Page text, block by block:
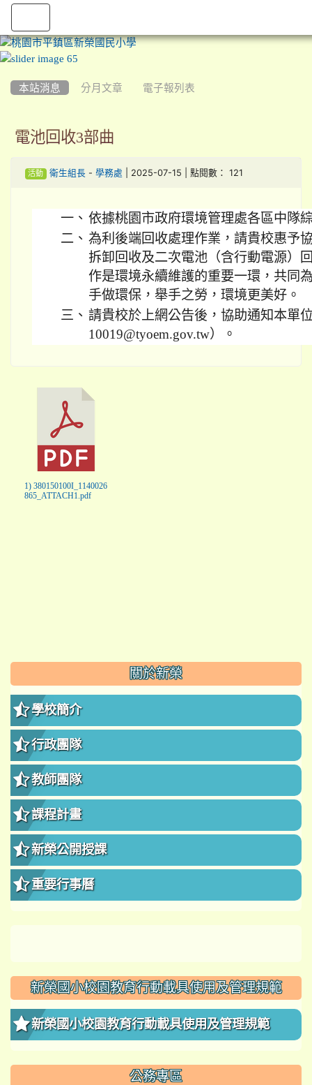
本站消息 分月文章 電子報列表
電池回收3部曲
活動 衛生組長- 學務處 | 2025-07-15 | 點閱數： 121
一、 依據桃園市政府環境管理處各區中隊
二、 為利後端回收處理作業，請貴校惠予
拆卸回收及二次電池（含行動電源）
作是環境永續維護的重要一環，共同
手做環保，舉手之勞，環境更美好。
三、 請貴校於上網公告後，協助通知本單
10019@tyoem.gov.tw）。
1) 380150100I_1140026
865_ATTACH1.pdf
::: 關於新榮
學校簡介
行政團隊
教師團隊
課程計畫
新榮公開授課
重要行事曆
新榮國小校園教育行動載具使用及管理規範
新榮國小校園教育行動載具使用及管理規範
公務專區